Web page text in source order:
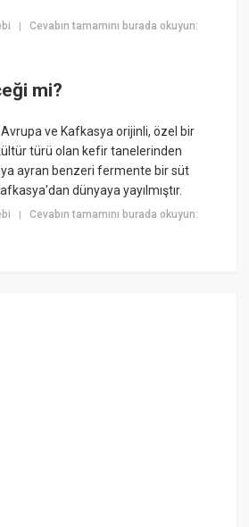
|Cevabın tamamını burada okuyun:
mi?
ve Kafkasya orijinli, özel bir
türü olan kefir tanelerinden
ayran benzeri fermente bir süt
dünyaya yayılmıştır.
|Cevabın tamamını burada okuyun: